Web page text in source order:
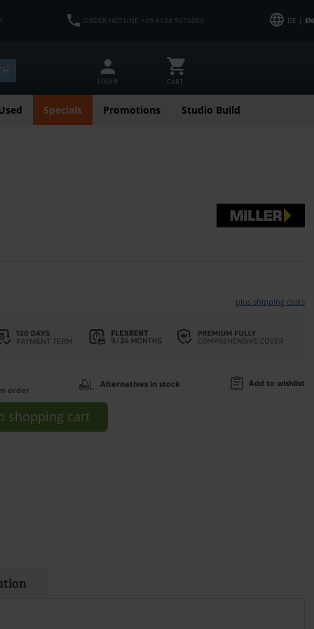
ORDER HOTLINE +49 6134 9474054 DE | EN
LOGIN CART
Specials Promotions Studio Build
plus shipping costs
order
Alternatives in stock Add to wishlist
shopping cart